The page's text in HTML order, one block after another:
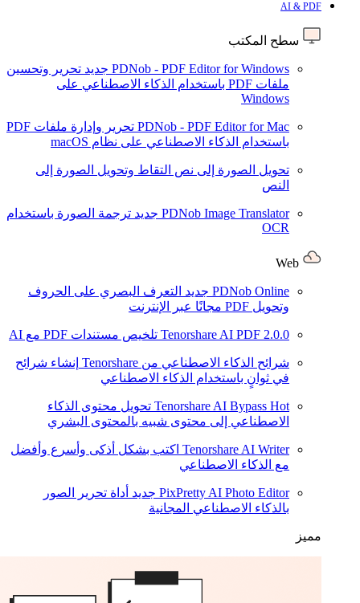
AI & PDF
سطح المكتب
PDNob - PDF Editor for Windows جديد تحرير وتحسين
ملفات PDF باستخدام الذكاء الاصطناعي على
Windows
PDNob - PDF Editor for Mac
تحرير وإدارة ملفات PDF
باستخدام الذكاء الاصطناعي على نظام macOS
تحويل الصورة إلى نص التقاط وتحويل الصورة إلى
النص
PDNob Image Translator جديد ترجمة الصورة باستخدام
OCR
PDNob Online جديد التعرف البصري على الحروف
وتحويل PDF مجانًا عبر الإنترنت
Tenorshare AI PDF 2.0.0 تلخيص مستندات PDF مع AI
شرائح الذكاء الاصطناعي من Tenorshare
إنشاء شرائح
في ثوانٍ باستخدام الذكاء الاصطناعي
Tenorshare AI Bypass Hot
تحويل محتوى الذكاء
الاصطناعي إلى محتوى شبيه بالمحتوى البشري
Tenorshare AI Writer اكتب بشكل أذكى وأسرع وأفضل
مع الذكاء الاصطناعي
PixPretty AI Photo Editor جديد أداة تحرير الصور
بالذكاء الاصطناعي المجانية
مميز